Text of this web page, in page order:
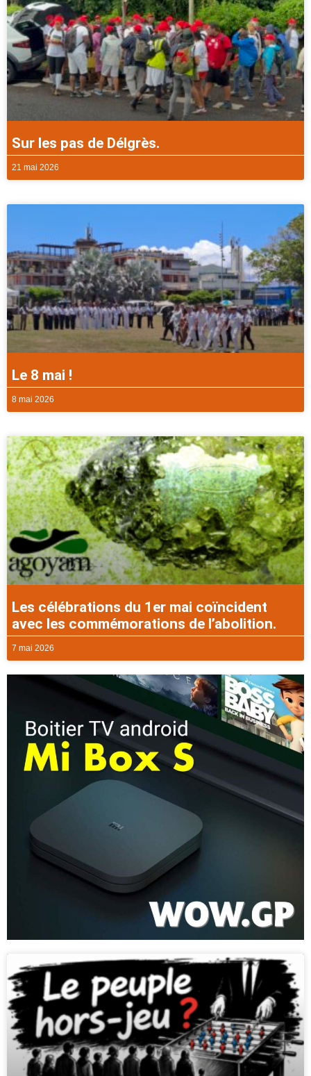
Sur les pas de Délgrès.
21 mai 2026
Le 8 mai !
8 mai 2026
Les célébrations du 1er mai coïncident
avec les commémorations de l’abolition.
7 mai 2026